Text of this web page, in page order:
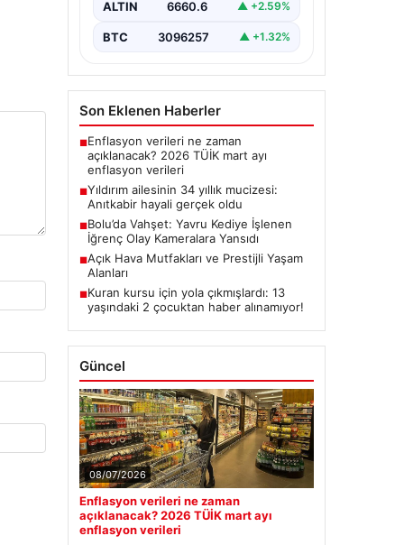
ALTIN 6660.6 ▲ +2.59%
BTC 3096257 ▲ +1.32%
Son Eklenen Haberler
■Enflasyon verileri ne zaman
açıklanacak? 2026 TÜİK mart ayı
enflasyon verileri
■Yıldırım ailesinin 34 yıllık mucizesi:
Anıtkabir hayali gerçek oldu
■Bolu’da Vahşet: Yavru Kediye İşlenen
İğrenç Olay Kameralara Yansıdı
■Açık Hava Mutfakları ve Prestijli Yaşam
Alanları
■Kuran kursu için yola çıkmışlardı: 13
yaşındaki 2 çocuktan haber alınamıyor!
Güncel
08/07/2026
Enflasyon verileri ne zaman
açıklanacak? 2026 TÜİK mart ayı
enflasyon verileri